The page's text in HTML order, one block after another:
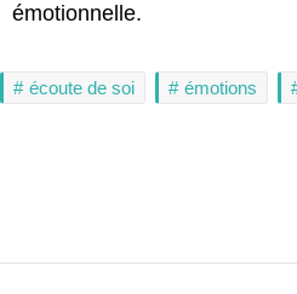
émotionnelle.
écoute de soi émotions